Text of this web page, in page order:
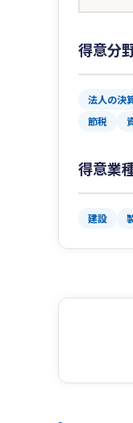
得意分
法人の決
節税
得意業
建設